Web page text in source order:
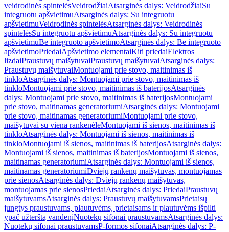
veidrodinės spintelėsVeidrodžiaiAtsarginės dalys: VeidrodžiaiSu
integruotu apšvietimuAtsarginės dalys: Su integruotu
apšvietimuVeidrodinės spintelėsAtsarginės dalys: Veidrodinės
spintelėsSu integruotu apšvietimuAtsarginės dalys: Su integruotu
apšvietimuBe integruoto apšvietimoAtsarginės dalys: Be integruoto
apšvietimoPriedaiApšvietimo elementaiKiti priedaiElektros
lizdaiPraustuvų maišytuvaiPraustuvų maišytuvaiAtsarginės dalys:
Praustuvų maišytuvaiMontuojami prie stovo, maitinimas iš
tinkloAtsarginės dalys: Montuojami prie stovo, maitinimas iš
tinkloMontuojami prie stovo, maitinimas iš baterijosAtsarginės
dalys: Montuojami prie stovo, maitinimas iš baterijosMontuojami
prie stovo, maitinamas generatoriumiAtsarginės dalys: Montuojami
prie stovo, maitinamas generatoriumiMontuojami prie stovo,
maišytuvai su viena rankenėleMontuojami iš sienos, maitinimas iš
tinkloAtsarginės dalys: Montuojami iš sienos, maitinimas iš
tinkloMontuojami iš sienos, maitinimas iš baterijosAtsarginės dalys:
Montuojami iš sienos, maitinimas iš baterijosMontuojami iš sienos,
maitinamas generatoriumiAtsarginės dalys: Montuojami iš sienos,
maitinamas generatoriumiDviejų rankenų maišytuvas, montuojamas
prie sienosAtsarginės dalys: Dviejų rankenų maišytuvas,
montuojamas prie sienosPriedaiAtsarginės dalys: PriedaiPraustuvų
maišytuvamsAtsarginės dalys: Praustuvų maišytuvamsPrietaisų
jungtys praustuvams, plautuvėms, prietaisams ir plautuvėms išpilti
ypač užterštą vandenįNuotekų sifonai praustuvamsAtsarginės dalys:
Nuotekų sifonai praustuvamsP-formos sifonaiAtsarginės dalys: P-